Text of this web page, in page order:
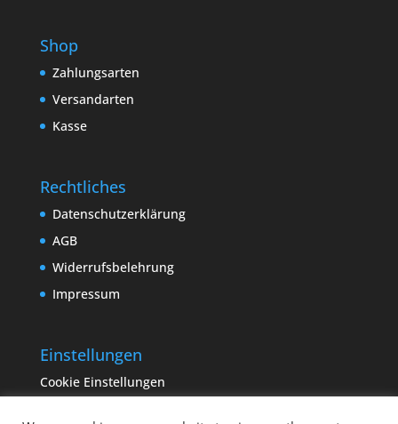
Shop
Zahlungsarten
Versandarten
Kasse
Rechtliches
Datenschutzerklärung
AGB
Widerrufsbelehrung
Impressum
Einstellungen
Cookie Einstellungen